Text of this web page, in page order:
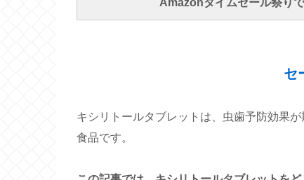
Amazonタイムセール祭り
セ
キシリトールタブレットは、虫歯予防効果
食品です。